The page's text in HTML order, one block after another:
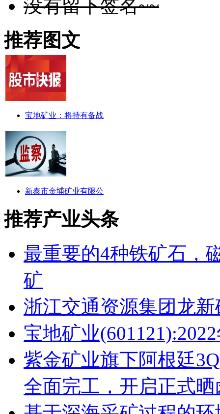
没有留下签名~~
推荐图文
宝地矿业：将持有备战
新泰市金埔矿业有限公
推荐产业头条
最重要的4种铁矿石，
矿
浙江交通资源集团龙
宝地矿业
紫金矿业旗下阿根廷
全面完工，开启正式晒